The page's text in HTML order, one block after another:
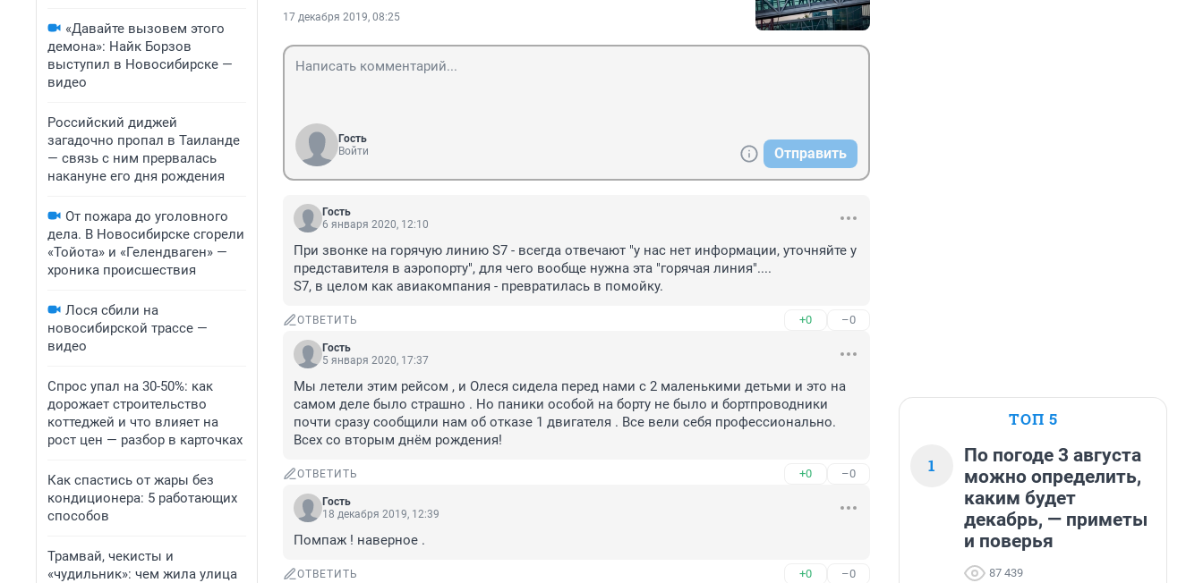
«Давайте вызовем этого
демона»: Найк Борзов
выступил в Новосибирске —
видео
Российский диджей
загадочно пропал в Таиланде
— связь с ним прервалась
накануне его дня рождения
От пожара до уголовного
дела. В Новосибирске сгорели
«Тойота» и «Гелендваген» —
хроника происшествия
Лося сбили на
новосибирской трассе —
видео
Спрос упал на 30-50%: как
дорожает строительство
коттеджей и что влияет на
рост цен — разбор в карточках
Как спастись от жары без
кондиционера: 5 работающих
способов
Трамвай, чекисты и
«чудильник»: чем жила улица
17 декабря 2019, 08:25
Гость
Войти
Отправить
Гость
6 января 2020, 12:10
При звонке на горячую линию S7 - всегда отвечают "у нас нет информации, уточняйте у
представителя в аэропорту", для чего вообще нужна эта "горячая линия"....
S7, в целом как авиакомпания - превратилась в помойку.
ОТВЕТИТЬ +0 –0
Гость
5 января 2020, 17:37
Мы летели этим рейсом , и Олеся сидела перед нами с 2 маленькими детьми и это на
самом деле было страшно . Но паники особой на борту не было и бортпроводники
почти сразу сообщили нам об отказе 1 двигателя . Все вели себя профессионально.
Всех со вторым днём рождения!
ОТВЕТИТЬ +0 –0
Гость
18 декабря 2019, 12:39
Помпаж ! наверное .
ОТВЕТИТЬ +0 –0
ТОП 5
1
По погоде 3 августа
можно определить,
каким будет
декабрь, — приметы
и поверья
87 439